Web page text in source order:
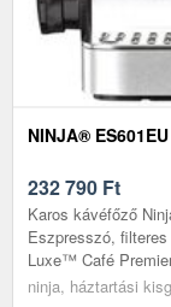
NINJA®
232 790 Ft
Karos kávéfőző
Eszpresszó,
Luxe™ Café
ninja, háztartási